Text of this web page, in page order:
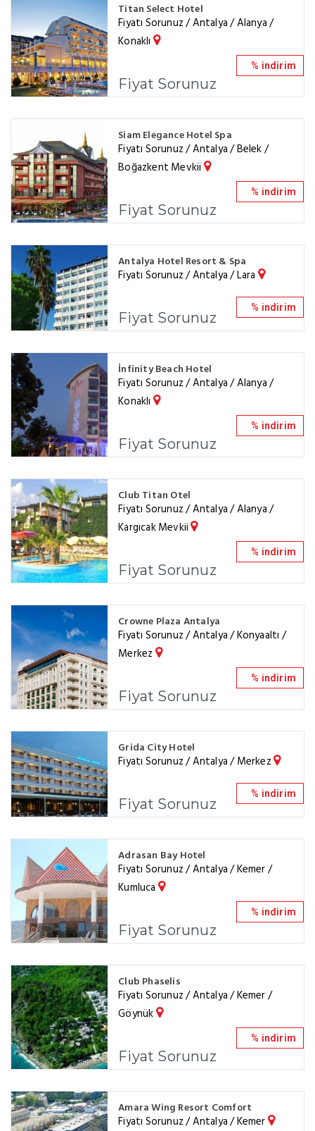
Titan Select Hotel
Fiyatı Sorunuz / Antalya / Alanya /
Konaklı
Fiyat Sorunuz
% indirim
Siam Elegance Hotel Spa
Fiyatı Sorunuz / Antalya / Belek /
Boğazkent Mevkii
Fiyat Sorunuz
% indirim
Antalya Hotel Resort & Spa
Fiyatı Sorunuz / Antalya / Lara
Fiyat Sorunuz
% indirim
İnfinity Beach Hotel
Fiyatı Sorunuz / Antalya / Alanya /
Konaklı
Fiyat Sorunuz
% indirim
Club Titan Otel
Fiyatı Sorunuz / Antalya / Alanya /
Kargıcak Mevkii
Fiyat Sorunuz
% indirim
Crowne Plaza Antalya
Fiyatı Sorunuz / Antalya / Konyaaltı /
Merkez
Fiyat Sorunuz
% indirim
Grida City Hotel
Fiyatı Sorunuz / Antalya / Merkez
Fiyat Sorunuz
% indirim
Adrasan Bay Hotel
Fiyatı Sorunuz / Antalya / Kemer /
Kumluca
Fiyat Sorunuz
% indirim
Club Phaselis
Fiyatı Sorunuz / Antalya / Kemer /
Göynük
Fiyat Sorunuz
% indirim
Amara Wing Resort Comfort
Fiyatı Sorunuz / Antalya / Kemer